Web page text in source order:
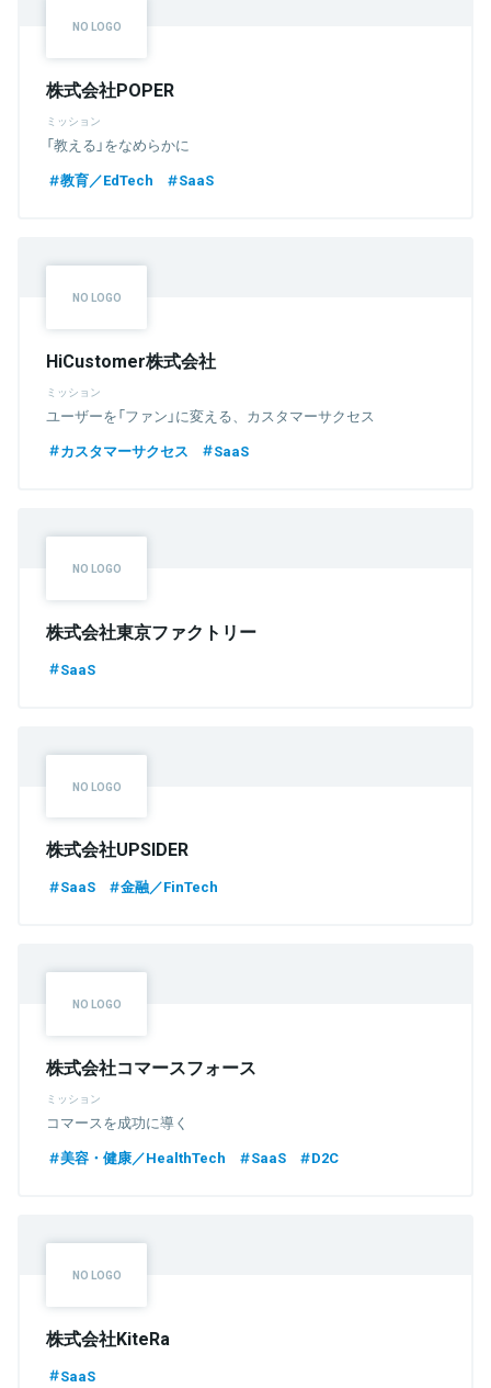
株式会社POPER
ミッション
「教える」をなめらかに
教育／EdTech
SaaS
HiCustomer株式会社
ミッション
ユーザーを「ファン」に変える、カスタマーサクセス
カスタマーサクセス
SaaS
株式会社東京ファクトリー
SaaS
株式会社UPSIDER
SaaS 金融／FinTech
株式会社コマースフォース
ミッション
コマースを成功に導く
美容・健康／HealthTech
SaaS D2C
株式会社KiteRa
SaaS